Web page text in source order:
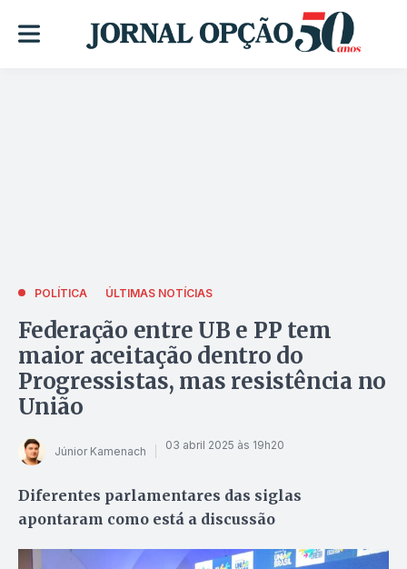
POLÍTICA ÚLTIMAS NOTÍCIAS
Federação entre UB e PP tem
maior aceitação dentro do
Progressistas, mas resistência no
União
Júnior Kamenach 03 abril 2025 às 19h20
Diferentes parlamentares das siglas
apontaram como está a discussão